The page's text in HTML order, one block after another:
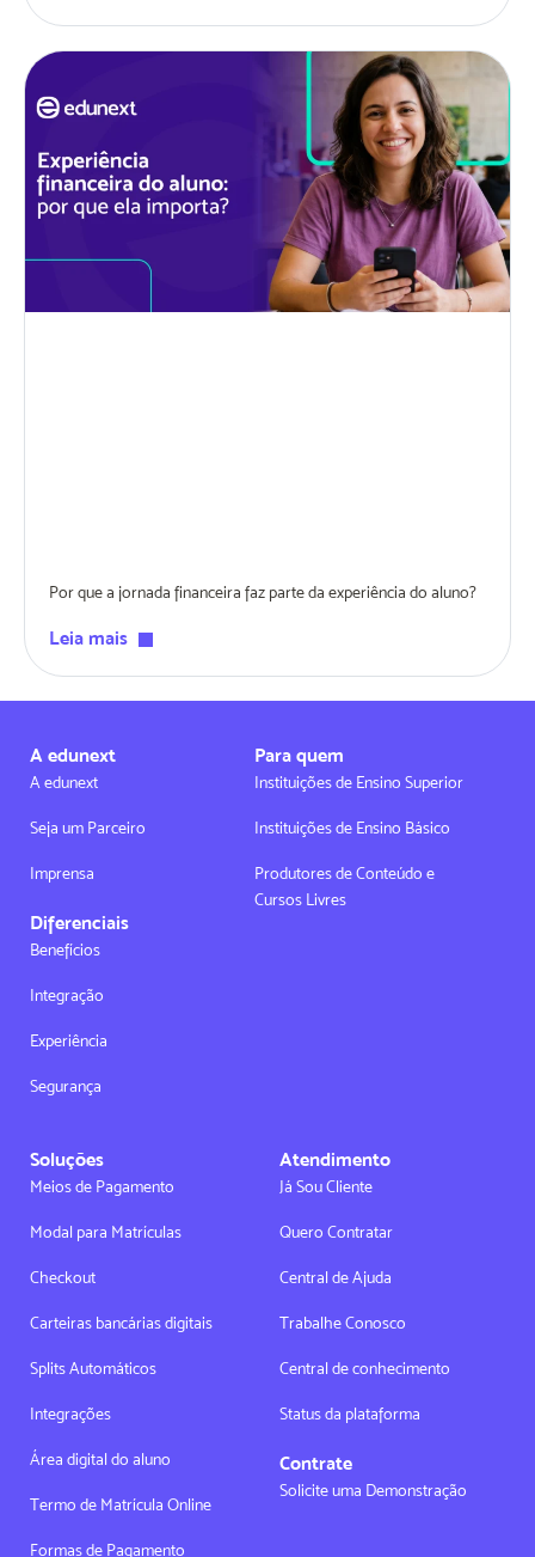
Por que a jornada financeira faz parte da experiência do aluno?
Leia mais
A edunext
A edunext
Seja um Parceiro
Imprensa
Diferenciais
Benefícios
Integração
Experiência
Segurança
Para quem
Instituições de Ensino Superior
Instituições de Ensino Básico
Produtores de Conteúdo e
Cursos Livres
Soluções
Meios de Pagamento
Modal para Matrículas
Checkout
Carteiras bancárias digitais
Splits Automáticos
Integrações
Área digital do aluno
Termo de Matrícula Online
Formas de Pagamento
Atendimento
Já Sou Cliente
Quero Contratar
Central de Ajuda
Trabalhe Conosco
Central de conhecimento
Status da plataforma
Contrate
Solicite uma Demonstração